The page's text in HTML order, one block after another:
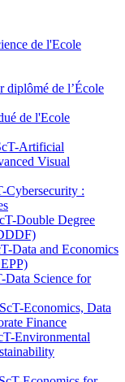
de l'Ecole
diplômé de l’École
de l'Ecole
Artificial
Visual
:
Double Degree
Data and Economics
Science for
Economics, Data
Finance
Environmental